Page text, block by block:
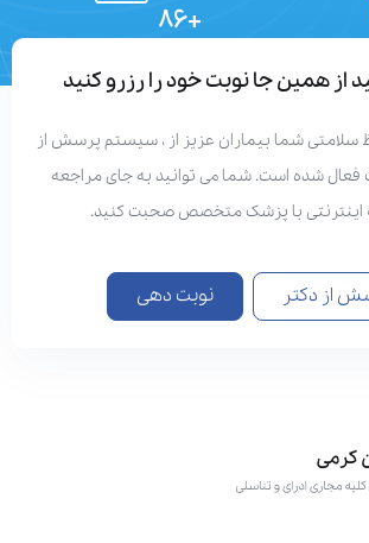
همین جا نوبت خود را رزرو کنید
شما بیماران عزیز از ، سیستم پرسش از
شده است. شما می توانید به جای مراجعه
با پزشک متخصص صحبت کنید.
دکتر نوبت دهی